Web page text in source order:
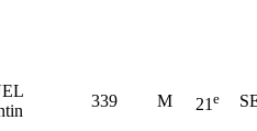
339 M 21 e